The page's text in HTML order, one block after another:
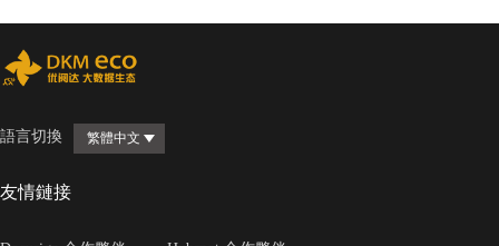
語言切換 繁體中文
友情鏈接